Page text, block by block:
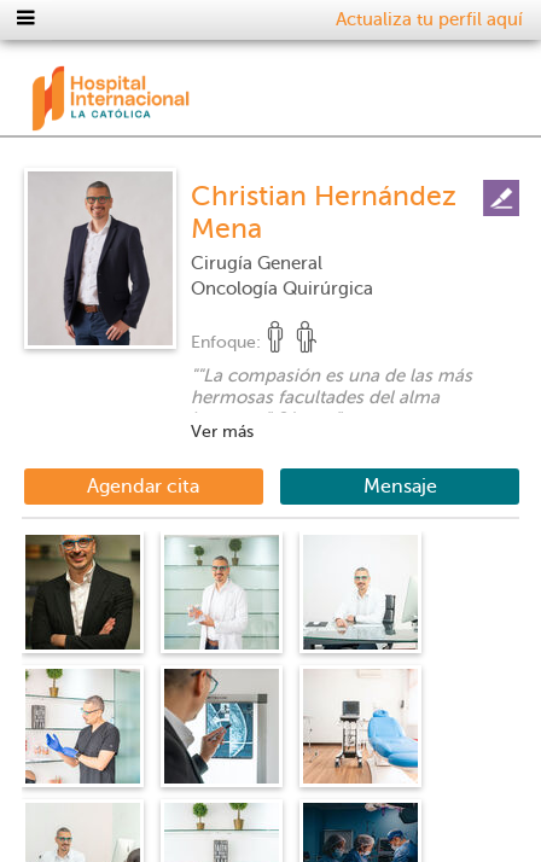
Actualiza tu perfil aquí
Christian Hernández
Mena
Cirugía General
Oncología Quirúrgica
Enfoque:
""La compasión es una de las más
hermosas facultades del alma
humana." Séneca
"
Ver más
Agendar cita Mensaje